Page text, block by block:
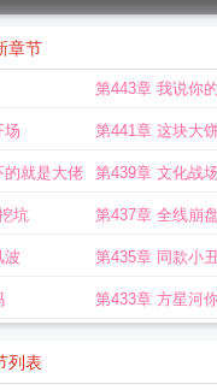
校完整版TXTZ世代艺术家无
酥面包
世界最著名当代艺术家
窗阅读 Z世代艺术家顶点中文
家全本完结免费Z世代艺术家
件 Z世代艺术家篱笆好文学Z
当代艺术家大师 z世代艺术家成
术家最新章节z世代艺术家 八
Z世代艺术家笔趣阁无错版z世
术家笔趣阁无弹窗最新章节
线z世代艺术家笔趣阁最新章节
章节
第443章 我说你
场 第441章 这块大
的就是大佬 第439章 文化战
了
坑 第437章 全线崩盘
波 第435章 同款小丑
第433章 方星河
列表